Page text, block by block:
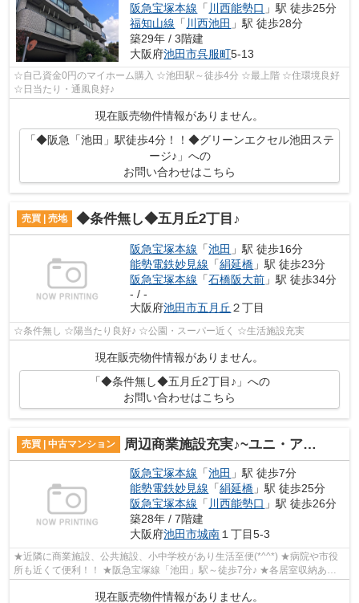
阪急宝塚本線 「 川西能勢口 」駅 徒歩25分
福知山線 「 川西池田 」駅 徒歩28分
築29年 / 3階建
大阪府池田市呉服町5-13
☆自己資金0円のマイホーム購入 ☆池田駅～徒歩4分 ☆最上階 ☆住環境良好
☆日当たり・通風良好♪
現在販売物件情報がありません。
「◆阪急「池田」駅徒歩4分！！◆グリーンエクセル池田ステ
ージ♪」への
お問い合わせはこちら
売買 | 売地 ◆条件無し◆五月丘2丁目♪
阪急宝塚本線 「池田 」駅 徒歩16分
能勢電鉄妙見線 「絹延橋 」駅 徒歩23分
阪急宝塚本線 「石橋阪大前 」駅 徒歩34分
- / -
大阪府池田市五月丘 ２丁目
☆条件無し ☆陽当たり良好♪ ☆公園・スーパー近く ☆生活施設充実
現在販売物件情報がありません。
「◆条件無し◆五月丘2丁目♪」への
お問い合わせはこちら
売買 | 中古マンション 周辺商業施設充実♪~ユニ・アルス池田城南2階部分♪
阪急宝塚本線 「池田 」駅 徒歩7分
能勢電鉄妙見線 「絹延橋 」駅 徒歩25分
阪急宝塚本線 「 川西能勢口 」駅 徒歩26分
築28年 / 7階建
大阪府池田市城南 １丁目5-3
★近隣に商業施設、公共施設、小中学校があり生活至便(*^^*) ★病院や市役
所も近くて便利！！ ★阪急宝塚線「池田」駅～徒歩7分♪ ★各居室収納あり
(^^♪
現在販売物件情報がありません。